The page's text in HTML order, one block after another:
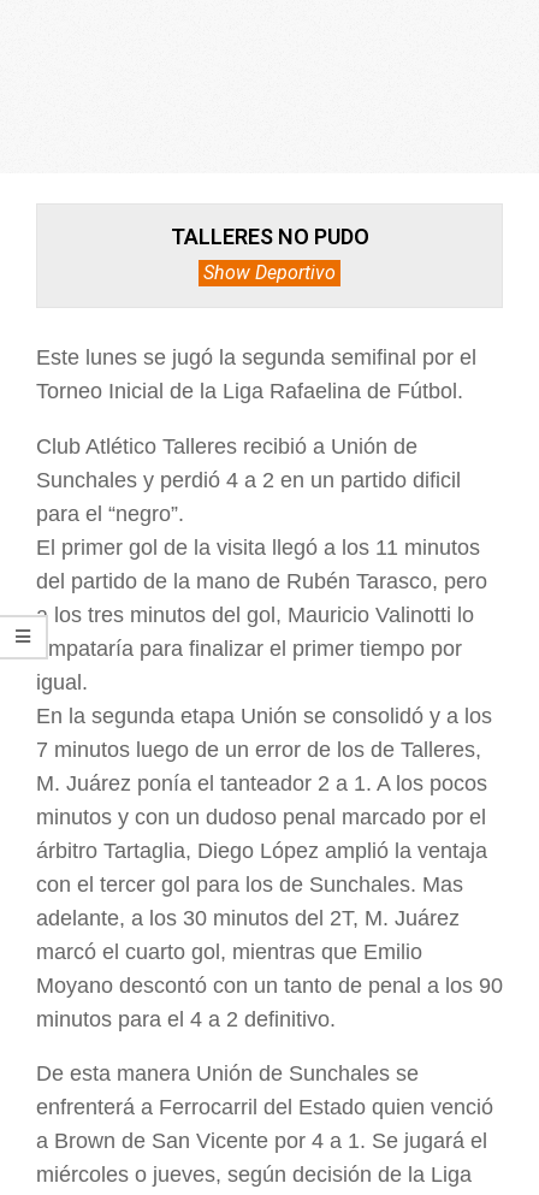
TALLERES NO PUDO
Show Deportivo
Este lunes se jugó la segunda semifinal por el
Torneo Inicial de la Liga Rafaelina de Fútbol.
Club Atlético Talleres recibió a Unión de
Sunchales y perdió 4 a 2 en un partido dificil
para el “negro”.
El primer gol de la visita llegó a los 11 minutos
del partido de la mano de Rubén Tarasco, pero
a los tres minutos del gol, Mauricio Valinotti lo
empataría para finalizar el primer tiempo por
igual.
En la segunda etapa Unión se consolidó y a los
7 minutos luego de un error de los de Talleres,
M. Juárez ponía el tanteador 2 a 1. A los pocos
minutos y con un dudoso penal marcado por el
árbitro Tartaglia, Diego López amplió la ventaja
con el tercer gol para los de Sunchales. Mas
adelante, a los 30 minutos del 2T, M. Juárez
marcó el cuarto gol, mientras que Emilio
Moyano descontó con un tanto de penal a los 90
minutos para el 4 a 2 definitivo.
De esta manera Unión de Sunchales se
enfrenterá a Ferrocarril del Estado quien venció
a Brown de San Vicente por 4 a 1. Se jugará el
miércoles o jueves, según decisión de la Liga